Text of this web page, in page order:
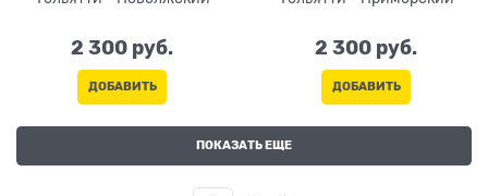
2 300 руб.
ДОБАВИТЬ
2 300 руб.
ДОБАВИТЬ
ПОКАЗАТЬ ЕЩЕ